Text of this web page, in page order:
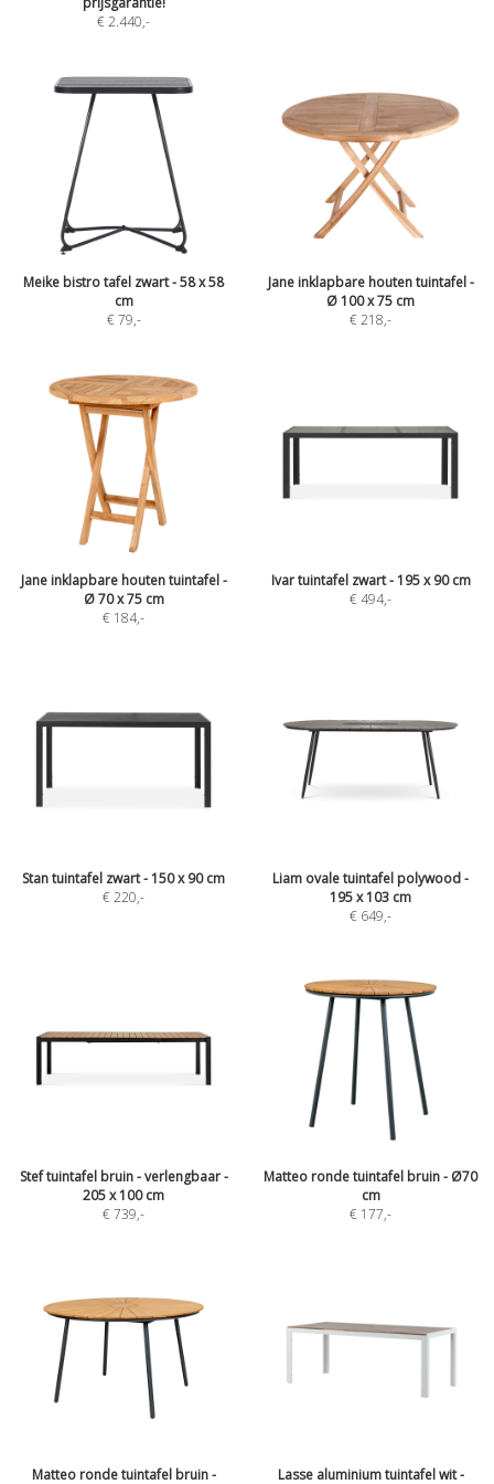
€ 2.440,-
Meike bistro tafel zwart - 58 x 58
cm
€ 79,-
Jane inklapbare houten tuintafel -
Ø 100 x 75 cm
€ 218,-
Jane inklapbare houten tuintafel -
Ø 70 x 75 cm
€ 184,-
Ivar tuintafel zwart - 195 x 90 cm
€ 494,-
Stan tuintafel zwart - 150 x 90 cm
€ 220,-
Liam ovale tuintafel polywood -
195 x 103 cm
€ 649,-
Stef tuintafel bruin - verlengbaar -
205 x 100 cm
€ 739,-
Matteo ronde tuintafel bruin - Ø70
cm
€ 177,-
Matteo ronde tuintafel bruin - Lasse aluminium tuintafel wit -